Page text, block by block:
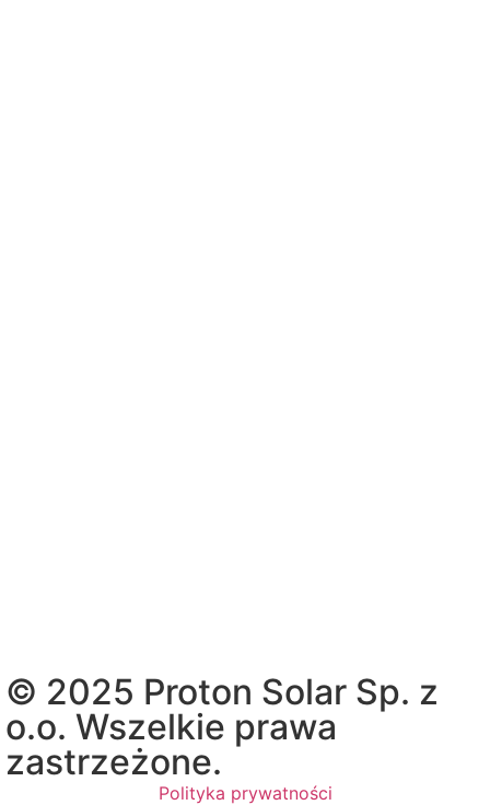
© 2025 Proton Solar Sp. z
o.o. Wszelkie prawa
zastrzeżone.
Polityka prywatności